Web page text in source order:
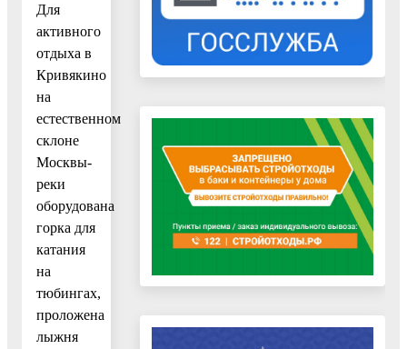
Для
активного
отдыха в
Кривякино
на
естественном
склоне
Москвы-
реки
оборудована
горка для
катания
на
тюбингах,
проложена
лыжня